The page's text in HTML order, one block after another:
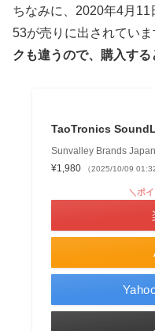
ちなみに、2020年4月
53が売りに出されていま
クも違うので、購入する
TaoTronics
Sunvalley Brands Japan
¥1,980
（2025/10/09
＼ポ